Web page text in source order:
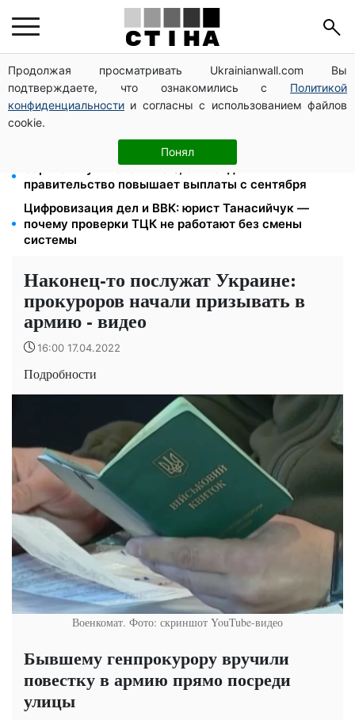
Продолжая просматривать Ukrainianwall.com Вы
подтверждаете, что ознакомились с Политикой
конфиденциальности и согласны с использованием файлов
cookie.
Понял
26 000 подписей — Зеленский поручил СНБО
лишать водителей прав за систематические
нарушения
Пенсия для III группы инвалидности с 1 сентября: от
2595 до 10 625 грн — кто сколько получит
Зарплаты учителей +20%, стипендии ×2:
правительство повышает выплаты с сентября
Цифровизация дел и ВВК: юрист Танасийчук —
почему проверки ТЦК не работают без смены
системы
Наконец-то послужат Украине:
прокуроров начали призывать в
армию - видео
16:00 17.04.2022
Подробности
Военкомат. Фото: скриншот YouTube-видео
Бывшему генпрокурору вручили
повестку в армию прямо посреди
улицы